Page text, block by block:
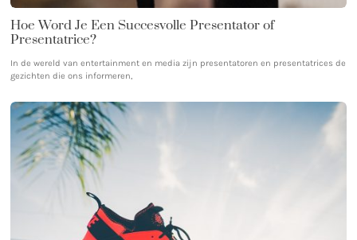
Hoe Word Je Een Succesvolle Presentator of
Presentatrice?
In de wereld van entertainment en media zijn presentatoren en presentatrices de
gezichten die ons informeren,